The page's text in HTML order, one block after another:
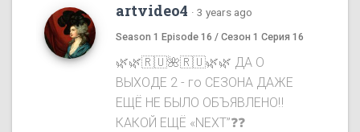
artvideo4 · 3 years ago
Season 1 Episode 16 / Сезон 1 Серия 16
🌿🌿🇷🇺🌺🇷🇺🌿🌿 ДА О
ВЫХОДЕ 2 - го СЕЗОНА ДАЖЕ
ЕЩЁ НЕ БЫЛО ОБЪЯВЛЕНО‼️
КАКОЙ ЕЩЁ «NEXT”❓❓